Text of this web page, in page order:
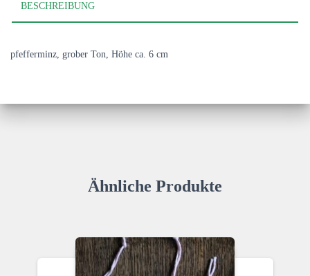
BESCHREIBUNG
pfefferminz, grober Ton, Höhe ca. 6 cm
Ähnliche Produkte